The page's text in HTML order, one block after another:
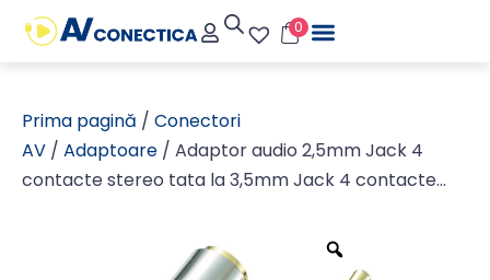
0
Prima pagină / Conectori
AV / Adaptoare / Adaptor audio 2,5mm Jack 4
contacte stereo tata la 3,5mm Jack 4 contacte